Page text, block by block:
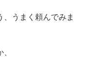
うまく頼んでみま